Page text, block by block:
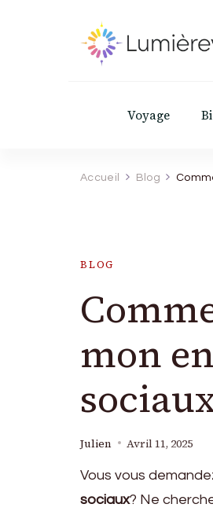
Voyage
Accueil Blog
BLOG
mon
Julien Avril 11, 2025
Vous vous
sociaux? Ne